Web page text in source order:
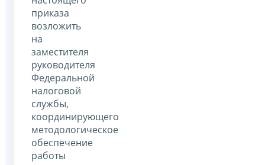
приказа
возложить
на
заместителя
руководителя
Федеральной
налоговой
службы,
координирующего
методологическое
обеспечение
работы